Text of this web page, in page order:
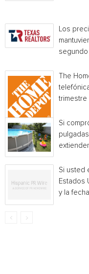
Los
The
trimestre
Si
Si usted
Estados
y la